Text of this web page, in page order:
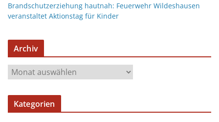
Brandschutzerziehung hautnah: Feuerwehr Wildeshausen
veranstaltet Aktionstag für Kinder
Archiv
Kategorien